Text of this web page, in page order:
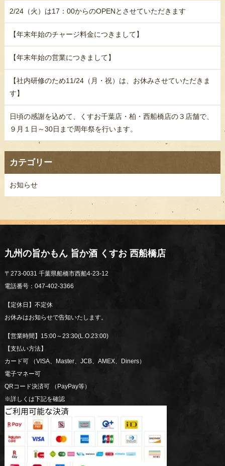
2/24（火）は17：00からのOPENとさせていただきます
【年末年始のチャージ料金につきまして】
【年末年始の営業につきまして】
【社内研修のため11/24（月・祝）は、お休みさせていただきま
す】
日頃の感謝を込めて、くすお千葉店・柏・西船橋店の３店舗で、
９月１日～30日まで周年祭を行います。
カテゴリー
お知らせ
九州の旨かもん 旨か酒 くすお 西船橋店
〒273-0031 千葉県船橋市西船4-23-12
電話番号：047-402-3366
【定休日】不定休
お休みはお知らせで告知いたします。
【営業時間】15:00～23:30(L.O.23:00)
【支払い方法】
カード可 （VISA、Master、JCB、AMEX、Diners）
電子マネー可
QRコード決済可 （PayPay等）
※詳しくは下記を確認